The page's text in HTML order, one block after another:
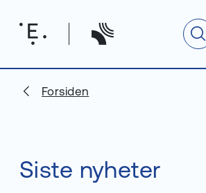
Forsiden
Siste nyheter